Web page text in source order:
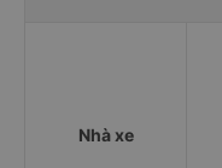
Nhà xe